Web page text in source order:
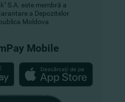
S.A. este membră a
a Depozitelor
Moldova
Mobile